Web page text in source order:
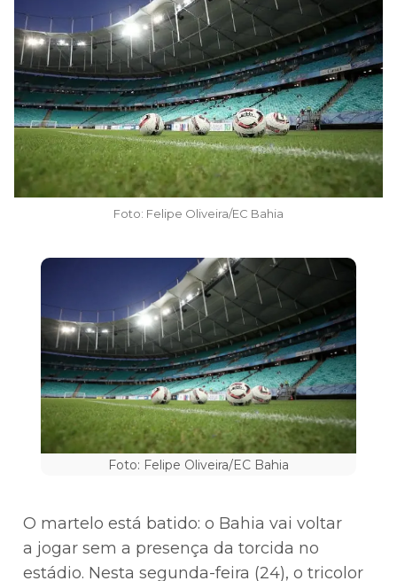
Foto: Felipe Oliveira/EC Bahia
Foto: Felipe Oliveira/EC Bahia
O martelo está batido: o Bahia vai voltar
a jogar sem a presença da torcida no
estádio. Nesta segunda-feira (24), o tricolor